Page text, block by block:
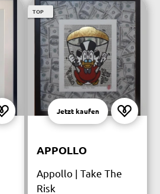
TOP
Jetzt kaufen
APPOLLO
Appollo | Take The
Risk